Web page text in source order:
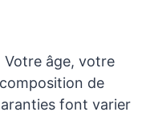
Votre âge, votre
de
font varier